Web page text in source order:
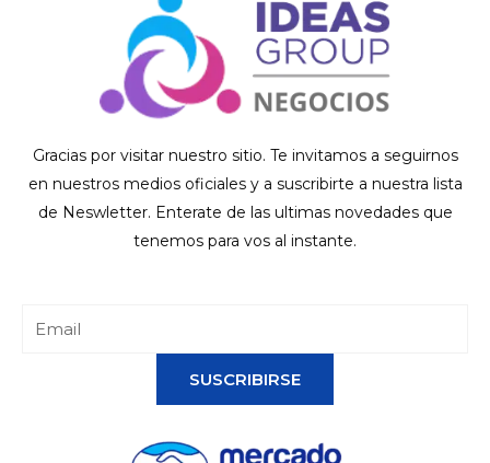
Gracias por visitar nuestro sitio. Te invitamos a seguirnos
en nuestros medios oficiales y a suscribirte a nuestra lista
de Neswletter. Enterate de las ultimas novedades que
tenemos para vos al instante.
SUSCRIBIRSE